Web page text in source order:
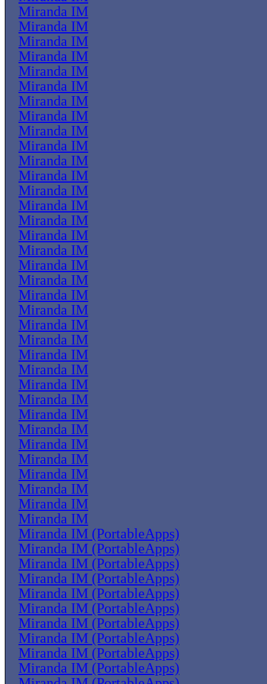
Miranda IM
Miranda IM
Miranda IM
Miranda IM
Miranda IM
Miranda IM
Miranda IM
Miranda IM
Miranda IM
Miranda IM
Miranda IM
Miranda IM
Miranda IM
Miranda IM
Miranda IM
Miranda IM
Miranda IM
Miranda IM
Miranda IM
Miranda IM
Miranda IM
Miranda IM
Miranda IM
Miranda IM
Miranda IM
Miranda IM
Miranda IM
Miranda IM
Miranda IM
Miranda IM
Miranda IM
Miranda IM
Miranda IM
Miranda IM
Miranda IM
Miranda IM (PortableApps)
Miranda IM (PortableApps)
Miranda IM (PortableApps)
Miranda IM (PortableApps)
Miranda IM (PortableApps)
Miranda IM (PortableApps)
Miranda IM (PortableApps)
Miranda IM (PortableApps)
Miranda IM (PortableApps)
Miranda IM (PortableApps)